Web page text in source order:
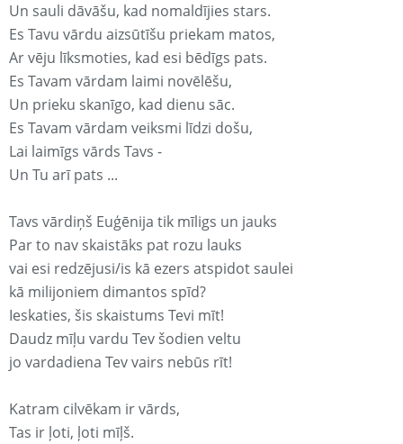
Un sauli dāvāšu, kad nomaldījies stars.
Es Tavu vārdu aizsūtīšu priekam matos,
Ar vēju līksmoties, kad esi bēdīgs pats.
Es Tavam vārdam laimi novēlēšu,
Un prieku skanīgo, kad dienu sāc.
Es Tavam vārdam veiksmi līdzi došu,
Lai laimīgs vārds Tavs -
Un Tu arī pats ...
Tavs vārdiņš Euģēnija tik mīligs un jauks
Par to nav skaistāks pat rozu lauks
vai esi redzējusi/is kā ezers atspidot saulei
kā milijoniem dimantos spīd?
Ieskaties, šis skaistums Tevi mīt!
Daudz mīļu vardu Tev šodien veltu
jo vardadiena Tev vairs nebūs rīt!
Katram cilvēkam ir vārds,
Tas ir ļoti, ļoti mīļš.